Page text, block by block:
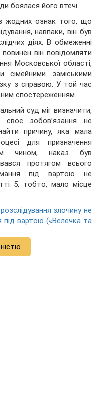
боялася його втечі.
жодних ознак того, що
навпаки, він був
діях. В обмеженні
він повідомляти
Московської області,
сімейними заміськими
з справою. У той час
спостереженням.
суд міг визначити,
зобов’язання не
причину, яка мала
для призначення
чином, наказ був
протягом всього
під вартою не
5, тобто, мало місце
злочину не
під вартою («Велечка та